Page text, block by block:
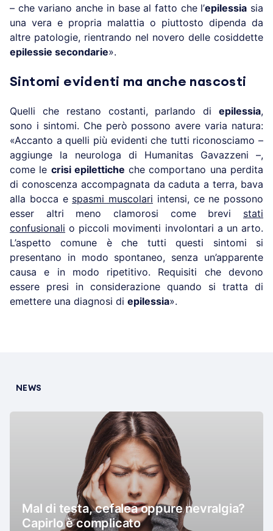
– che variano anche in base al fatto che l’epilessia sia
una vera e propria malattia o piuttosto dipenda da
altre patologie, rientrando nel novero delle cosiddette
epilessie secondarie».
Sintomi evidenti ma anche nascosti
Quelli che restano costanti, parlando di epilessia,
sono i sintomi. Che però possono avere varia natura:
«Accanto a quelli più evidenti che tutti riconosciamo –
aggiunge la neurologa di Humanitas Gavazzeni –,
come le crisi epilettiche che comportano una perdita
di conoscenza accompagnata da caduta a terra, bava
alla bocca e spasmi muscolari intensi, ce ne possono
esser altri meno clamorosi come brevi stati
confusionali o piccoli movimenti involontari a un arto.
L’aspetto comune è che tutti questi sintomi si
presentano in modo spontaneo, senza un’apparente
causa e in modo ripetitivo. Requisiti che devono
essere presi in considerazione quando si tratta di
emettere una diagnosi di epilessia».
NEWS
Mal di testa, cefalea oppure nevralgia?
Capirlo è complicato